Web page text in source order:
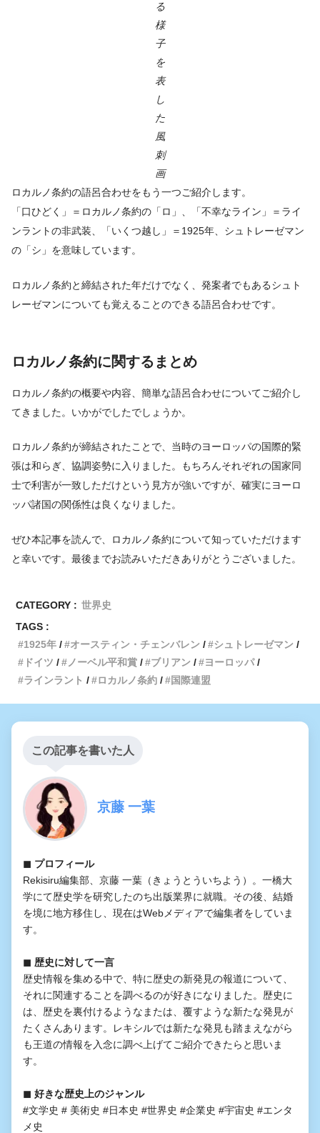
る
様
子
を
表
し
た
風
刺
画
ロカルノ条約の語呂合わせをもう一つご紹介します。
「口ひどく」＝ロカルノ条約の「ロ」、「不幸なライン」＝ライ
ンラントの非武装、「いくつ越し」＝1925年、シュトレーゼマン
の「シ」を意味しています。
ロカルノ条約と締結された年だけでなく、発案者でもあるシュト
レーゼマンについても覚えることのできる語呂合わせです。
ロカルノ条約に関するまとめ
ロカルノ条約の概要や内容、簡単な語呂合わせについてご紹介し
てきました。いかがでしたでしょうか。
ロカルノ条約が締結されたことで、当時のヨーロッパの国際的緊
張は和らぎ、協調姿勢に入りました。もちろんそれぞれの国家同
士で利害が一致しただけという見方が強いですが、確実にヨーロ
ッパ諸国の関係性は良くなりました。
ぜひ本記事を読んで、ロカルノ条約について知っていただけます
と幸いです。最後までお読みいただきありがとうございました。
CATEGORY : 世界史
TAGS :
1925年
オースティン・チェンバレン
シュトレーゼマン
ドイツ
ノーベル平和賞 ブリアン
ヨーロッパ
ラインラント
ロカルノ条約 国際連盟
この記事を書いた人
京藤 一葉
◼︎ プロフィール
Rekisiru編集部、京藤 一葉（きょうとういちよう）。一橋大
学にて歴史学を研究したのち出版業界に就職。その後、結婚
を境に地方移住し、現在はWebメディアで編集者をしていま
す。
◼︎ 歴史に対して一言
歴史情報を集める中で、特に歴史の新発見の報道について、
それに関連することを調べるのが好きになりました。歴史に
は、歴史を裏付けるようなまたは、覆すような新たな発見が
たくさんあります。レキシルでは新たな発見も踏まえながら
も王道の情報を入念に調べ上げてご紹介できたらと思いま
す。
◼︎ 好きな歴史上のジャンル
#文学史 # 美術史 #日本史 #世界史 #企業史 #宇宙史 #エンタ
メ史